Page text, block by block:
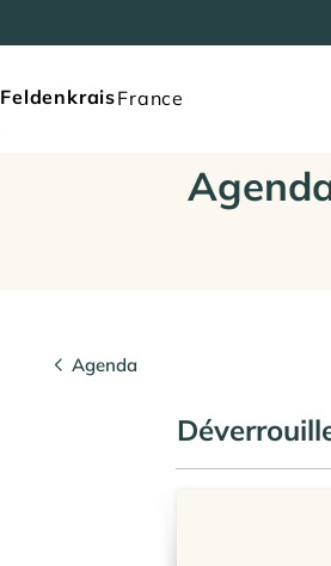
FeldenkraisFrance
Agenda